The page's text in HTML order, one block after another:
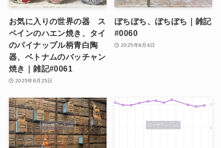
お気に入りの世界の器 ス
ペインのハエン焼き、タイ
のパイナップル柄青白陶
器、ベトナムのバッチャン
焼き｜雑記#0061
2025年8月25日
ぼちぼち、ぼちぼち｜雑記
#0060
2025年8月4日